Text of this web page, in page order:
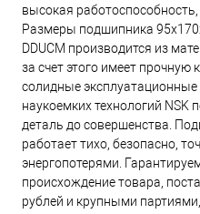
высокая работоспособность,
Размеры подшипника
DDUCM производится из
за счет этого имеет прочную
солидные
наукоемких технологий
деталь до совершенства.
работает тихо, безопасно,
энергопотерями.
происхождение товара,
рублей и крупными